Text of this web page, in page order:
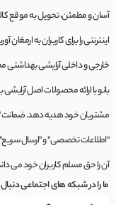
آسان و مطمئن، تحویل به موقع
اینترنتی را برای کاربران به
خارجی و داخلی آرایشی بهداشتی
بانو با ارائه محصولات اصل
مشتریان خود هدیه دهد. ضمانت
"اطلاعات تخصصی" و "ارسال سریع"
آن را حق مسلم کاربران خود می
ما را در شبکه های اجتماعی